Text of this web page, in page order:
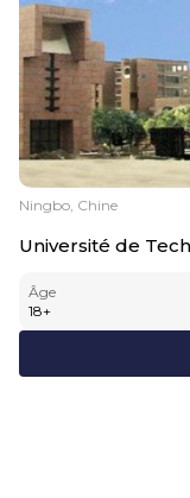
Ningbo, Chine
Université de
Âge
18+